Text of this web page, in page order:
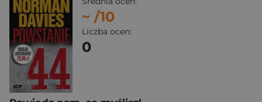
~ /10
Liczba ocen:
0